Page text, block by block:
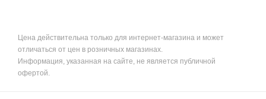
Цена действительна только для интернет-магазина и может
отличаться от цен в розничных магазинах.
Информация, указанная на сайте, не является публичной
офертой.